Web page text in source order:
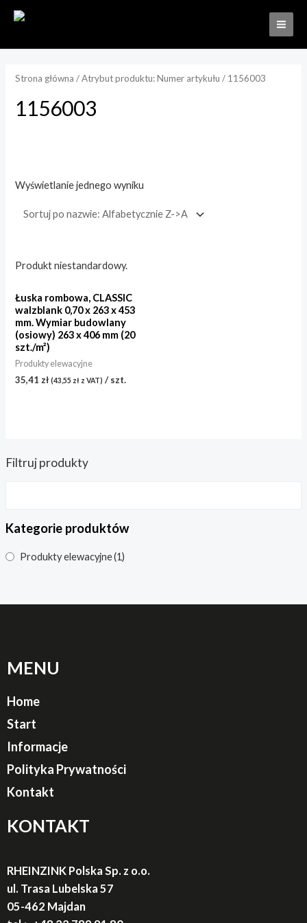
Filtruj produkty
Kategorie produktów
Produkty elewacyjne(1)
Strona główna / Atrybut produktu: Numer artykułu / 1156003
1156003
Wyświetlanie jednego wyniku
Produkt niestandardowy.
Łuska rombowa, CLASSIC
walzblank 0,70 x 263 x 453
mm. Wymiar budowlany
(osiowy) 263 x 406 mm (20
szt./m²)
Produkty elewacyjne
35,41 zł (43,55 zł z VAT) / szt.
MENU
Home
Start
Informacje
Polityka Prywatności
Kontakt
KONTAKT
RHEINZINK Polska Sp. z o.o.
ul. Trasa Lubelska 57
05-462 Majdan